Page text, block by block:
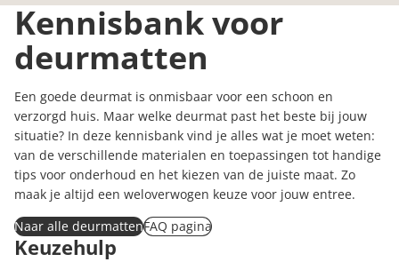
Kennisbank voor
deurmatten
Een goede deurmat is onmisbaar voor een schoon en
verzorgd huis. Maar welke deurmat past het beste bij jouw
situatie? In deze kennisbank vind je alles wat je moet weten:
van de verschillende materialen en toepassingen tot handige
tips voor onderhoud en het kiezen van de juiste maat. Zo
maak je altijd een weloverwogen keuze voor jouw entree.
Naar alle deurmattenFAQ pagina
Keuzehulp